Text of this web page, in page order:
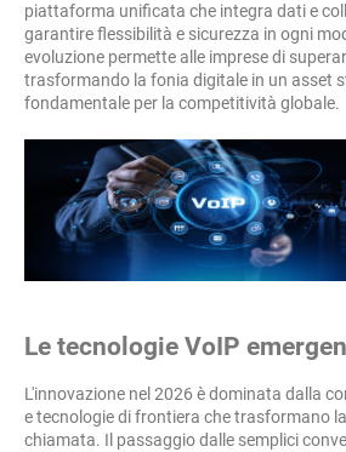
piattaforma unificata che integra dati e
garantire flessibilità e sicurezza in ogni
evoluzione permette alle imprese di
trasformando la fonia digitale in un asset
fondamentale per la competitività globale.
Le tecnologie VoIP
L'innovazione nel 2026 è dominata dalla
e tecnologie di frontiera che trasformano
chiamata. Il passaggio dalle semplici